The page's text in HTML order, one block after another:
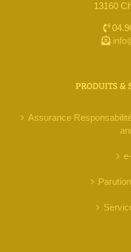
13160
PRODUITS &
Assurance